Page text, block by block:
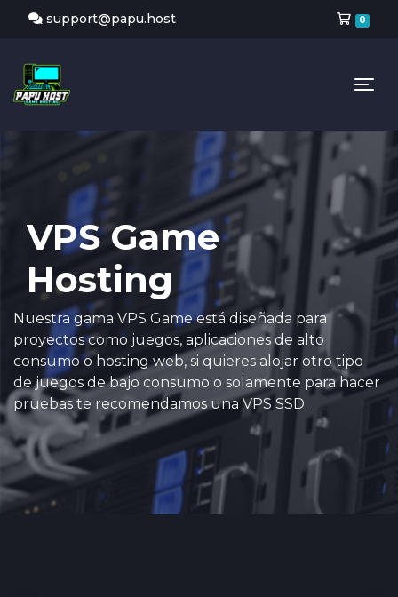
support@papu.host 0
VPS Game
Hosting
Nuestra gama VPS Game está diseñada para
proyectos como juegos, aplicaciones de alto
consumo o hosting web, si quieres alojar otro tipo
de juegos de bajo consumo o solamente para hacer
pruebas te recomendamos una VPS SSD.